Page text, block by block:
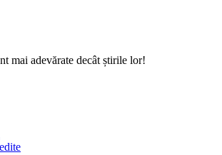
mai adevărate decât știrile lor!